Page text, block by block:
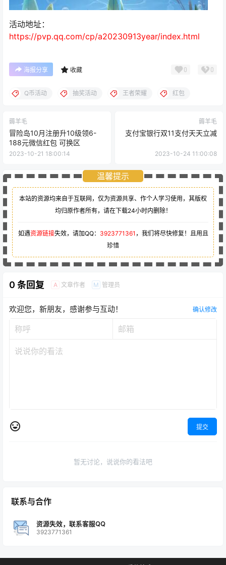
活动地址：
https://pvp.qq.com/cp/a20230913year/index.html
海报分享 收藏 0 0
Q币活动 抽奖活动 王者荣耀 红包
薅羊毛
冒险岛10月注册升10级领6-
188元微信红包 可换区
2023-10-21 18:00:14
薅羊毛
支付宝银行双11支付天天立减
2023-10-24 11:00:08
温馨提示
本站的资源均来自于互联网，仅为资源共享、作个人学习使用，其版权
均归原作者所有，请在下载24小时内删除！
如遇资源链接失效，请加QQ： 3923771361 ，我们将尽快修复！且用且
珍惜
0 条回复 A 文章作者 M 管理员
欢迎您，新朋友，感谢参与互动！ 确认修改
提交
暂无讨论，说说你的看法吧
联系与合作
资源失效，联系客服QQ
3923771361